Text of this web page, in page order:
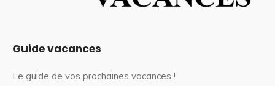
Guide vacances
Le guide de vos prochaines vacances !